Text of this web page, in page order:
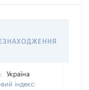
Україна
індекс: